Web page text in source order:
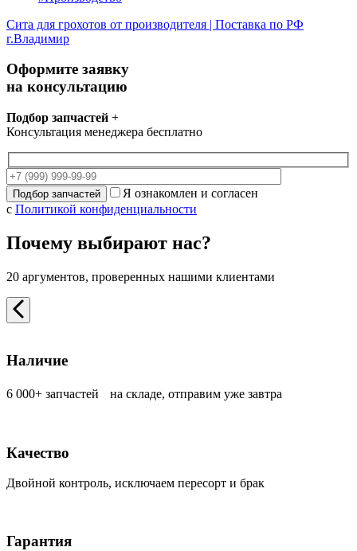
Сита для грохотов от производителя | Поставка по РФ
г.Владимир
Оформите заявку
на консультацию
Подбор запчастей +
Консультация менеджера бесплатно
Я ознакомлен и согласен
с Политикой конфиденциальности
Почему выбирают нас?
20 аргументов, проверенных нашими клиентами
Наличие
6 000+ запчастей на складе, отправим уже завтра
Качество
Двойной контроль, исключаем пересорт и брак
Гарантия